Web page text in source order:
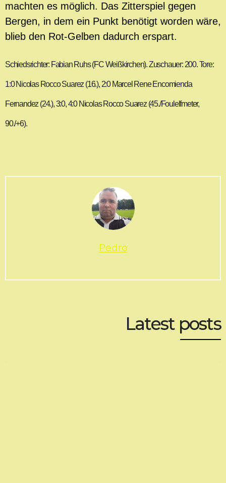
machten es möglich. Das Zitterspiel gegen
Bergen, in dem ein Punkt benötigt worden wäre,
blieb den Rot-Gelben dadurch erspart.
Schiedsrichter: Fabian Ruhs (FC Weißkirchen). Zuschauer: 200. Tore:
1:0 Nicolas Rocco Suarez (16.), 2:0 Marcel Rene Encomienda
Fernandez (24.), 3:0, 4:0 Nicolas Rocco Suarez (45./Foulelfmeter,
90./+6).
Pedro
Latest posts